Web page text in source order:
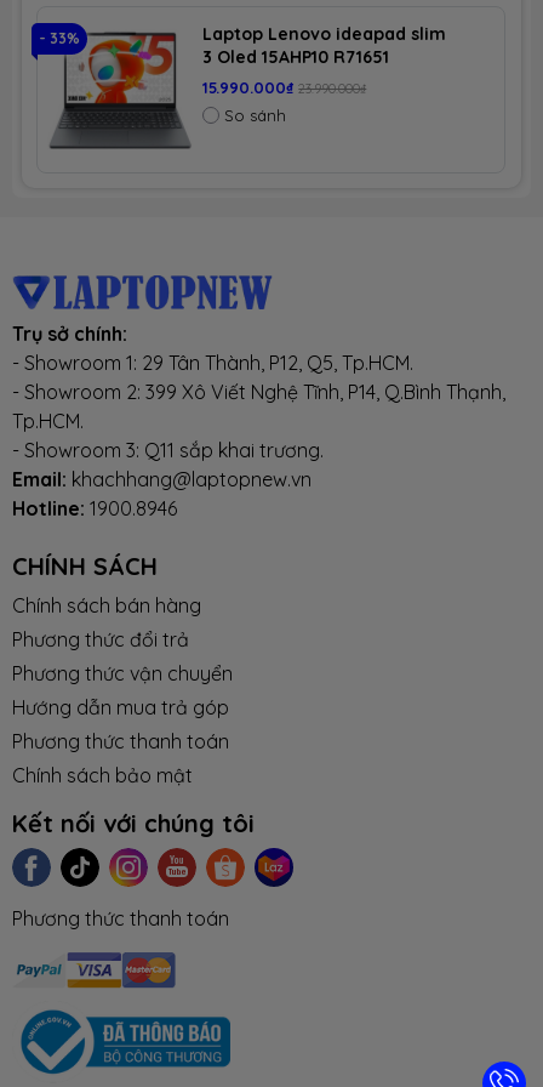
Độ phân
giải
WUXGA (1920*1200) pixel
tấm nền
thông số
viền mỏng, chống chói, góc mở 180 độ
CHUẨN KẾT NỐI (CONNECT)
Bluetooth Bluetooth 5.3
LAN RJ45 Gigabit
CỔNG KẾT NỐI (I/O PORT)
nối
2 x USB TypeC (support ThunderBolt™4
/ DisplayPort™ / Power Delivery)
2 x USB 3.2 TypeA
1 x DC-in
MÁY ẢNH (CAMERA)
- 33%
Laptop Lenovo ideapad slim
3 Oled 15AHP10 R71651
(Xiaoxin 15) CPU R7-8745HS |
RAM 16GB DDR5 | SSD 512GB
PCIe | VGA Onboard | 15.1 QHD
15.990.000₫ 23.990.000₫
So sánh
Trụ sở chính:
- Showroom 1: 29 Tân Thành, P12, Q5, Tp.HCM.
- Showroom 2: 399 Xô Viết Nghệ Tĩnh, P14, Q.Bình Thạnh,
Tp.HCM.
- Showroom 3: Q11 sắp khai trương.
Email: khachhang@laptopnew.vn
Hotline: 1900.8946
CHÍNH SÁCH
Chính sách bán hàng
Phương thức đổi trả
Phương thức vận chuyển
Hướng dẫn mua trả góp
Phương thức thanh toán
Chính sách bảo mật
Kết nối với chúng tôi
Phương thức thanh toán